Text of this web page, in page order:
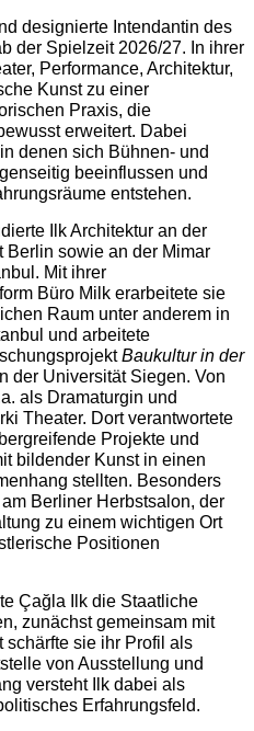
designierte Intendantin des
der Spielzeit 2026/27. In ihrer
Performance, Architektur,
Kunst zu einer
Praxis, die
erweitert. Dabei
denen sich Bühnen- und
beeinflussen und
entstehen.
Ilk Architektur an der
Berlin sowie an der Mimar
Mit ihrer
Büro Milk erarbeitete sie
Raum unter anderem in
und arbeitete
Baukultur in der
der Universität Siegen. Von
als Dramaturgin und
Theater. Dort verantwortete
Projekte und
bildender Kunst in einen
stellten. Besonders
Berliner Herbstsalon, der
zu einem wichtigen Ort
Positionen
Çağla Ilk die Staatliche
zunächst gemeinsam mit
schärfte sie ihr Profil als
von Ausstellung und
versteht Ilk dabei als
Erfahrungsfeld.